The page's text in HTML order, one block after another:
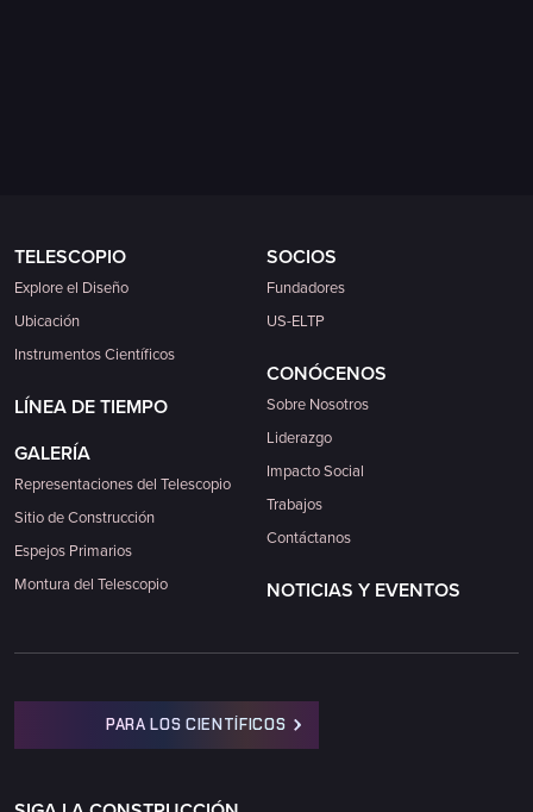
TELESCOPIO
Explore el Diseño
Ubicación
Instrumentos Científicos
LÍNEA DE TIEMPO
GALERÍA
Representaciones del Telescopio
Sitio de Construcción
Espejos Primarios
Montura del Telescopio
SOCIOS
Fundadores
US-ELTP
CONÓCENOS
Sobre Nosotros
Liderazgo
Impacto Social
Trabajos
Contáctanos
NOTICIAS Y EVENTOS
PARA LOS CIENTÍFICOS